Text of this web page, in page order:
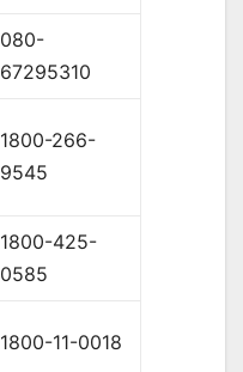
080-
67295310
1800-266-
9545
1800-425-
0585
1800-11-0018